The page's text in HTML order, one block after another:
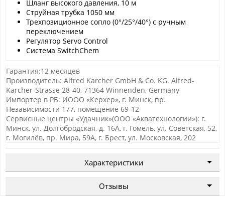
Шланг высокого давления, 10 м
Струйная трубка 1050 мм
Трехпозиционное сопло (0°/25°/40°) с ручным
переключением
Регулятор Servo Control
Система SwitchChem
Гарантия:12 месяцев
Производитель: Alfred Karcher GmbH & Co. KG. Alfred-
Karcher-Strasse 28-40, 71364 Winnenden, Germany
Импортер в РБ: ИООО «Керхер», г. Минск, пр.
Независимости 177, помещение 69-12
Сервисные центры «Удачник»(ООО «Акватехнологии»): г.
Минск, ул. Долгобродская, д. 16А, г. Гомель, ул. Советская, 52,
г. Могилёв, пр. Мира, 59А, г. Брест, ул. Московская, 202
Характеристики
Отзывы